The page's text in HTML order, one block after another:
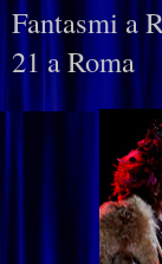
Fantasmi a
21 a Roma